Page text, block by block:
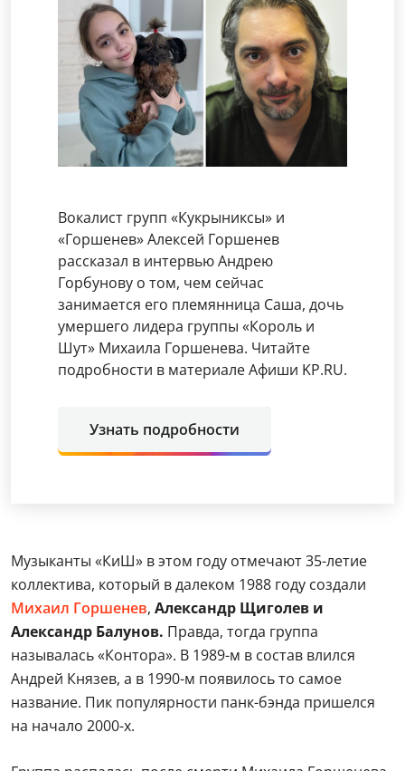
Вокалист групп «Кукрыниксы» и
«Горшенев» Алексей Горшенев
рассказал в интервью Андрею
Горбунову о том, чем сейчас
занимается его племянница Саша, дочь
умершего лидера группы «Король и
Шут» Михаила Горшенева. Читайте
подробности в материале Афиши KP.RU.
Узнать подробности
Музыканты «КиШ» в этом году отмечают 35-летие
коллектива, который в далеком 1988 году создали
Михаил Горшенев, Александр Щиголев и
Александр Балунов. Правда, тогда группа
называлась «Контора». В 1989-м в состав влился
Андрей Князев, а в 1990-м появилось то самое
название. Пик популярности панк-бэнда пришелся
на начало 2000-х.